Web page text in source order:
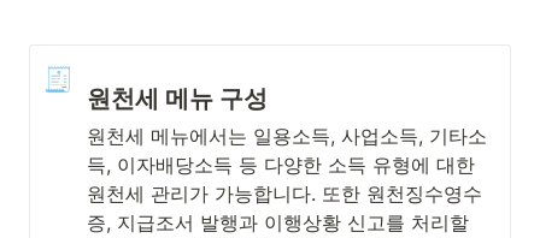
🧾
원천세 메뉴 구성
원천세 메뉴에서는 일용소득, 사업소득, 기타소
득, 이자배당소득 등 다양한 소득 유형에 대한
원천세 관리가 가능합니다. 또한 원천징수영수
증, 지급조서 발행과 이행상황 신고를 처리할